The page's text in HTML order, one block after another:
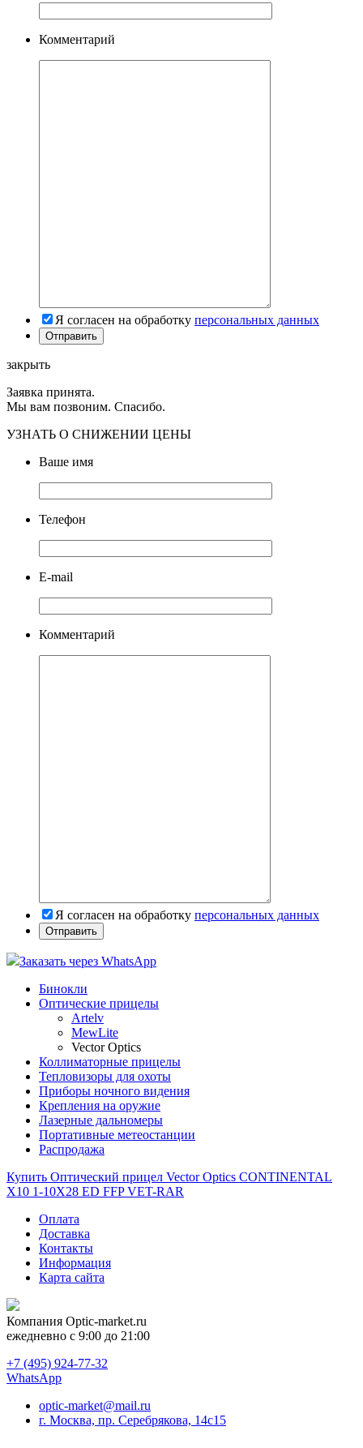
Комментарий
Я согласен на обработку персональных данных
закрыть
Заявка принята.
Мы вам позвоним. Спасибо.
УЗНАТЬ О СНИЖЕНИИ ЦЕНЫ
Ваше имя
Телефон
E-mail
Комментарий
Я согласен на обработку персональных данных
Заказать через WhatsApp
Бинокли
Оптические прицелы
Artelv
MewLite
Vector Optics
Коллиматорные прицелы
Тепловизоры для охоты
Приборы ночного видения
Крепления на оружие
Лазерные дальномеры
Портативные метеостанции
Распродажа
Купить Оптический прицел Vector Optics CONTINENTAL
X10 1-10X28 ED FFP VET-RAR
Оплата
Доставка
Контакты
Информация
Карта сайта
Компания Optic-market.ru
ежедневно с 9:00 до 21:00
+7 (495) 924-77-32
WhatsApp
optic-market@mail.ru
г. Москва, пр. Серебрякова, 14с15